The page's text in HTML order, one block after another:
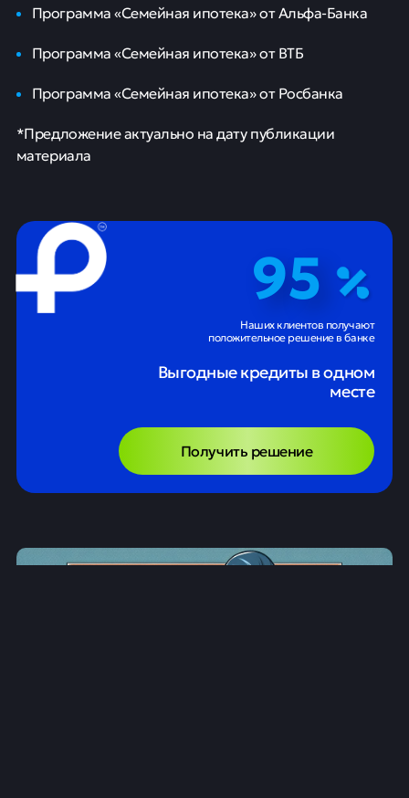
Программа «Семейная ипотека» от Альфа-Банка
Программа «Семейная ипотека» от ВТБ
Программа «Семейная ипотека» от Росбанка
*Предложение актуально на дату публикации
материала
95
Наших клиентов получают
положительное решение в банке
Выгодные кредиты в одном
месте
Получить решение